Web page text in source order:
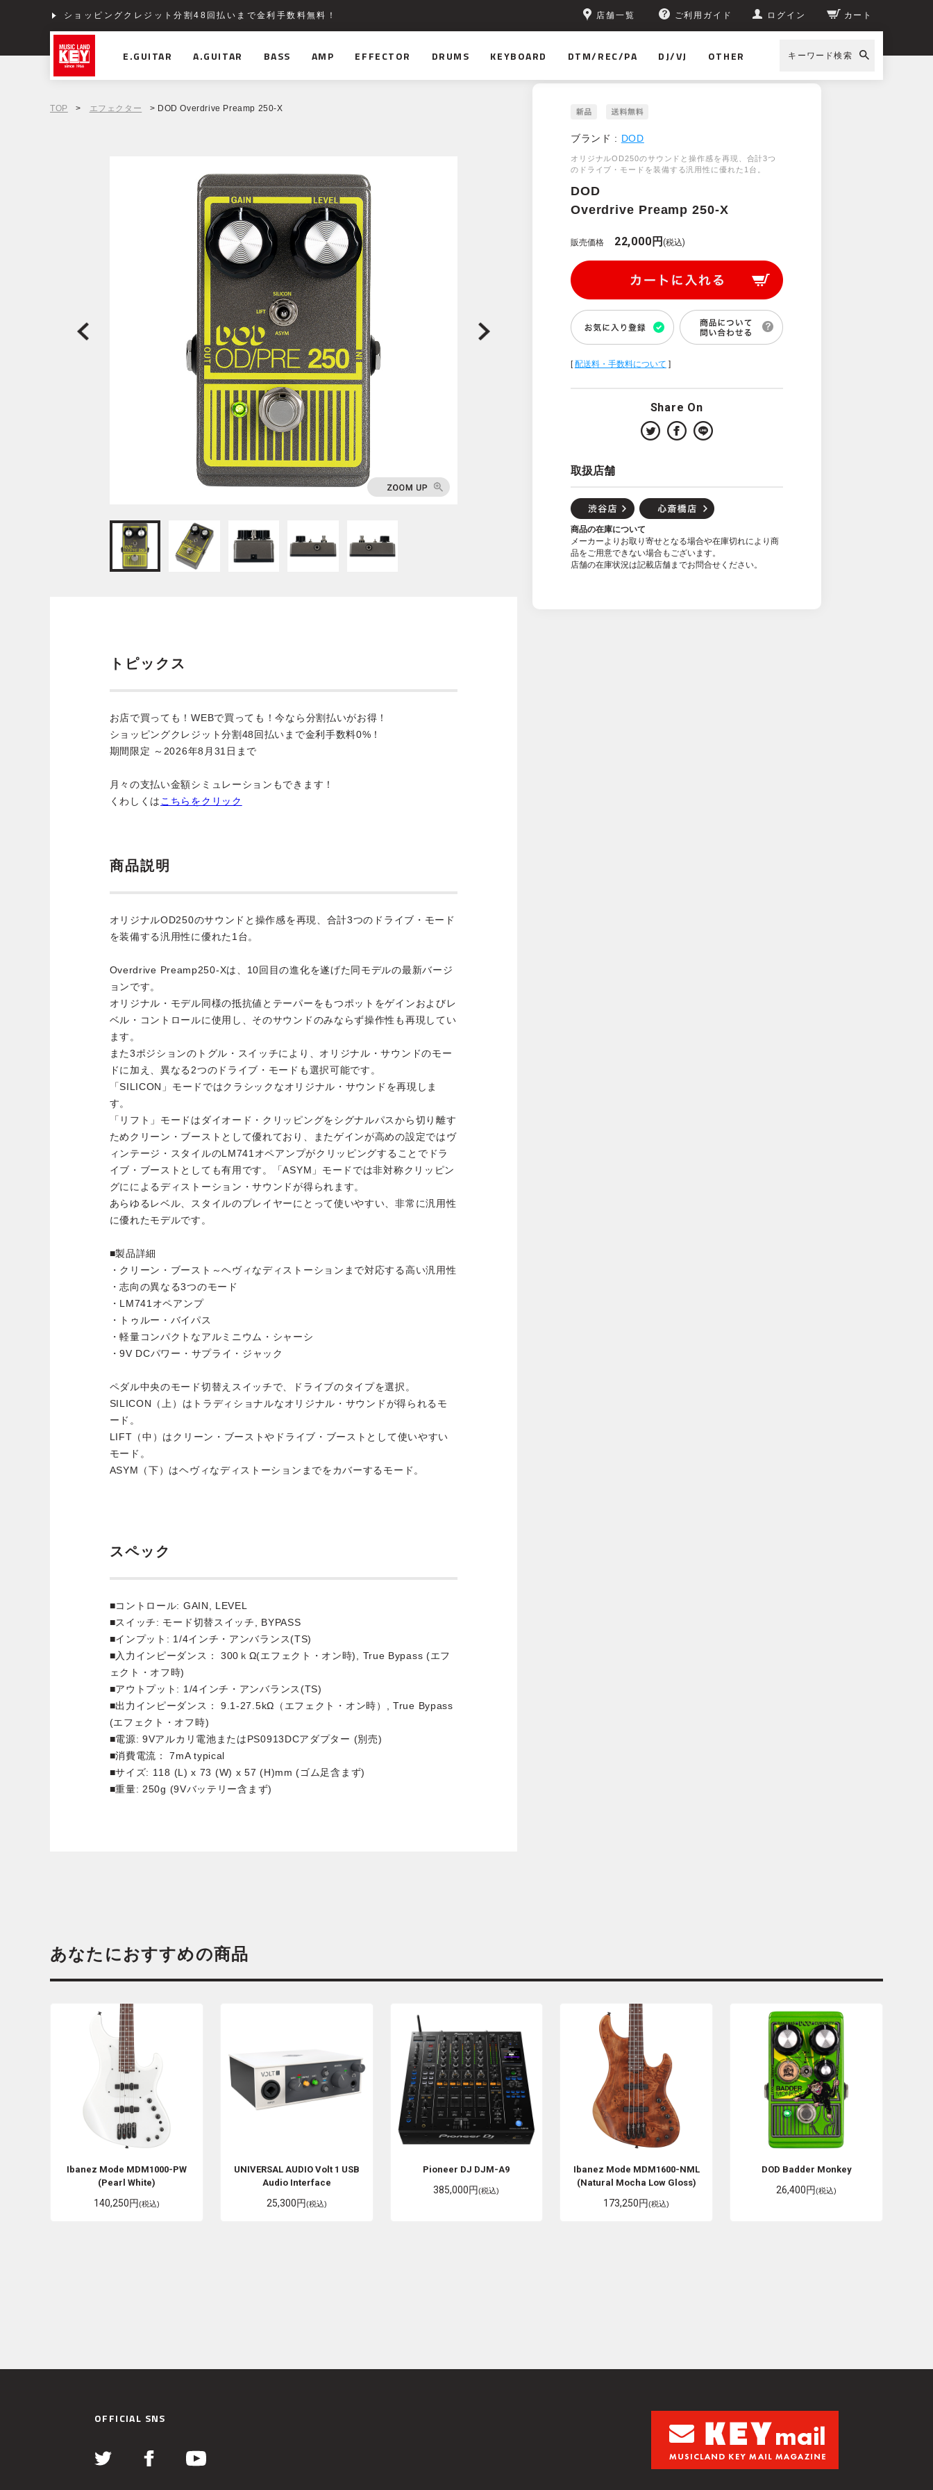
ショッピングクレジット分割48回払いまで金利手数料無料！ 店舗一覧 ご利用ガイド ログイン カート
E.GUITAR A.GUITAR BASS AMP EFFECTOR DRUMS KEYBOARD DTM/REC/PA DJ/VJ OTHER キーワード検索
TOP > エフェクター > DOD Overdrive Preamp 250-X
ブランド : DOD
オリジナルOD250のサウンドと操作感を再現、合計3つ
のドライブ・モードを装備する汎用性に優れた1台。
DOD
Overdrive Preamp 250-X
販売価格 22,000円(税込)
[配送料・手数料について ]
Share On
取扱店舗
商品の在庫について
メーカーよりお取り寄せとなる場合や在庫切れにより商
品をご用意できない場合もございます。
店舗の在庫状況は記載店舗までお問合せください。
トピックス
お店で買っても！WEBで買っても！今なら分割払いがお得！
ショッピングクレジット分割48回払いまで金利手数料0%！
期間限定 ～2026年8月31日まで
月々の支払い金額シミュレーションもできます！
くわしくは こちらをクリック
商品説明
オリジナルOD250のサウンドと操作感を再現、合計3つのドライブ・モード
を装備する汎用性に優れた1台。
Overdrive Preamp250-Xは、10回目の進化を遂げた同モデルの最新バージ
ョンです。
オリジナル・モデル同様の抵抗値とテーパーをもつポットをゲインおよびレ
ベル・コントロールに使用し、そのサウンドのみならず操作性も再現してい
ます。
また3ポジションのトグル・スイッチにより、オリジナル・サウンドのモー
ドに加え、異なる2つのドライブ・モードも選択可能です。
「SILICON」モードではクラシックなオリジナル・サウンドを再現しま
す。
「リフト」モードはダイオード・クリッピングをシグナルパスから切り離す
ためクリーン・ブーストとして優れており、またゲインが高めの設定ではヴ
ィンテージ・スタイルのLM741オペアンプがクリッピングすることでドラ
イブ・ブーストとしても有用です。「ASYM」モードでは非対称クリッピン
グにによるディストーション・サウンドが得られます。
あらゆるレベル、スタイルのプレイヤーにとって使いやすい、非常に汎用性
に優れたモデルです。
■製品詳細
・クリーン・ブースト～ヘヴィなディストーションまで対応する高い汎用性
・志向の異なる3つのモード
・LM741オペアンプ
・トゥルー・バイパス
・軽量コンパクトなアルミニウム・シャーシ
・9V DCパワー・サプライ・ジャック
ペダル中央のモード切替えスイッチで、ドライブのタイプを選択。
SILICON（上）はトラディショナルなオリジナル・サウンドが得られるモ
ード。
LIFT（中）はクリーン・ブーストやドライブ・ブーストとして使いやすい
モード。
ASYM（下）はヘヴィなディストーションまでをカバーするモード。
スペック
■コントロール: GAIN, LEVEL
■スイッチ: モード切替スイッチ, BYPASS
■インプット: 1/4インチ・アンバランス(TS)
■入力インピーダンス： 300ｋΩ(エフェクト・オン時), True Bypass (エフ
ェクト・オフ時)
■アウトプット: 1/4インチ・アンバランス(TS)
■出力インピーダンス： 9.1-27.5kΩ（エフェクト・オン時）, True Bypass
(エフェクト・オフ時)
■電源: 9Vアルカリ電池またはPS0913DCアダプター (別売)
■消費電流： 7mA typical
■サイズ: 118 (L) x 73 (W) x 57 (H)mm (ゴム足含まず)
■重量: 250g (9Vバッテリー含まず)
あなたにおすすめの商品
Ibanez Mode MDM1000-PW
(Pearl White)
140,250円(税込)
UNIVERSAL AUDIO Volt 1 USB
Audio Interface
25,300円(税込)
Pioneer DJ DJM-A9
385,000円(税込)
Ibanez Mode MDM1600-NML
(Natural Mocha Low Gloss)
173,250円(税込)
DOD Badder Monkey
26,400円(税込)
OFFICIAL SNS